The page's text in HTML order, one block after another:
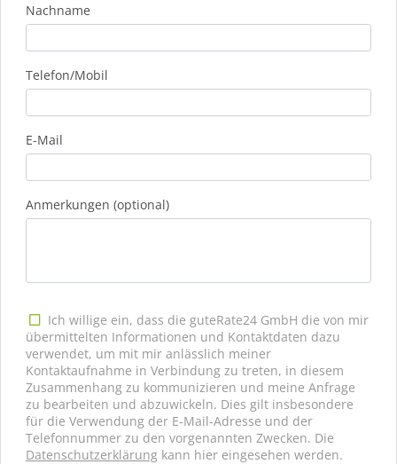
Nachname
Telefon/Mobil
E-Mail
Anmerkungen (optional)
Ich willige ein, dass die guteRate24 GmbH die von mir
übermittelten Informationen und Kontaktdaten dazu
verwendet, um mit mir anlässlich meiner
Kontaktaufnahme in Verbindung zu treten, in diesem
Zusammenhang zu kommunizieren und meine Anfrage
zu bearbeiten und abzuwickeln. Dies gilt insbesondere
für die Verwendung der E-Mail-Adresse und der
Telefonnummer zu den vorgenannten Zwecken. Die
Datenschutzerklärung kann hier eingesehen werden.